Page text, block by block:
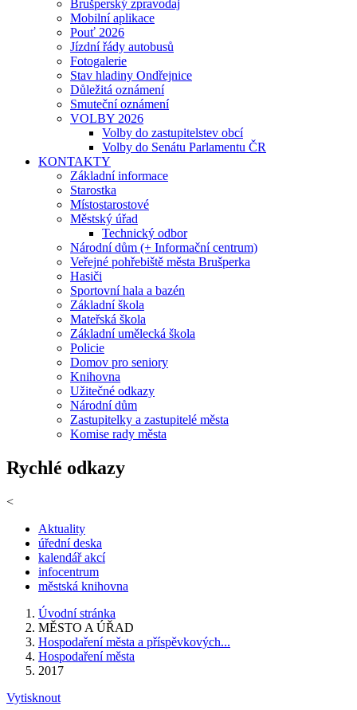
Brušperský zpravodaj
Mobilní aplikace
Pouť 2026
Jízdní řády autobusů
Fotogalerie
Stav hladiny Ondřejnice
Důležitá oznámení
Smuteční oznámení
VOLBY 2026
Volby do zastupitelstev obcí
Volby do Senátu Parlamentu ČR
KONTAKTY
Základní informace
Starostka
Místostarostové
Městský úřad
Technický odbor
Národní dům (+ Informační centrum)
Veřejné pohřebiště města Brušperka
Hasiči
Sportovní hala a bazén
Základní škola
Mateřská škola
Základní umělecká škola
Policie
Domov pro seniory
Knihovna
Užitečné odkazy
Národní dům
Zastupitelky a zastupitelé města
Komise rady města
Rychlé odkazy
<
Aktuality
úřední deska
kalendář akcí
infocentrum
městská knihovna
Úvodní stránka
MĚSTO A ÚŘAD
Hospodaření města a příspěvkových...
Hospodaření města
2017
Vytisknout